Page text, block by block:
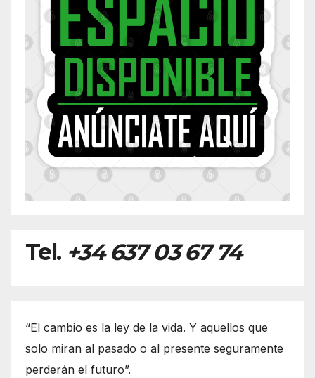
Tel. +34 637 03 67 74
“El cambio es la ley de la vida. Y aquellos que
solo miran al pasado o al presente seguramente
perderán el futuro”.